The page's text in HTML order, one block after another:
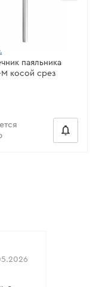
паяльника
косой срез